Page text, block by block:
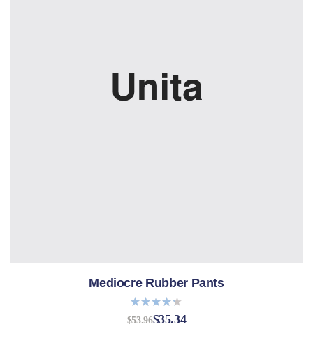
Mediocre Rubber Pants
Bewerte
t mit
$53.96$35.34